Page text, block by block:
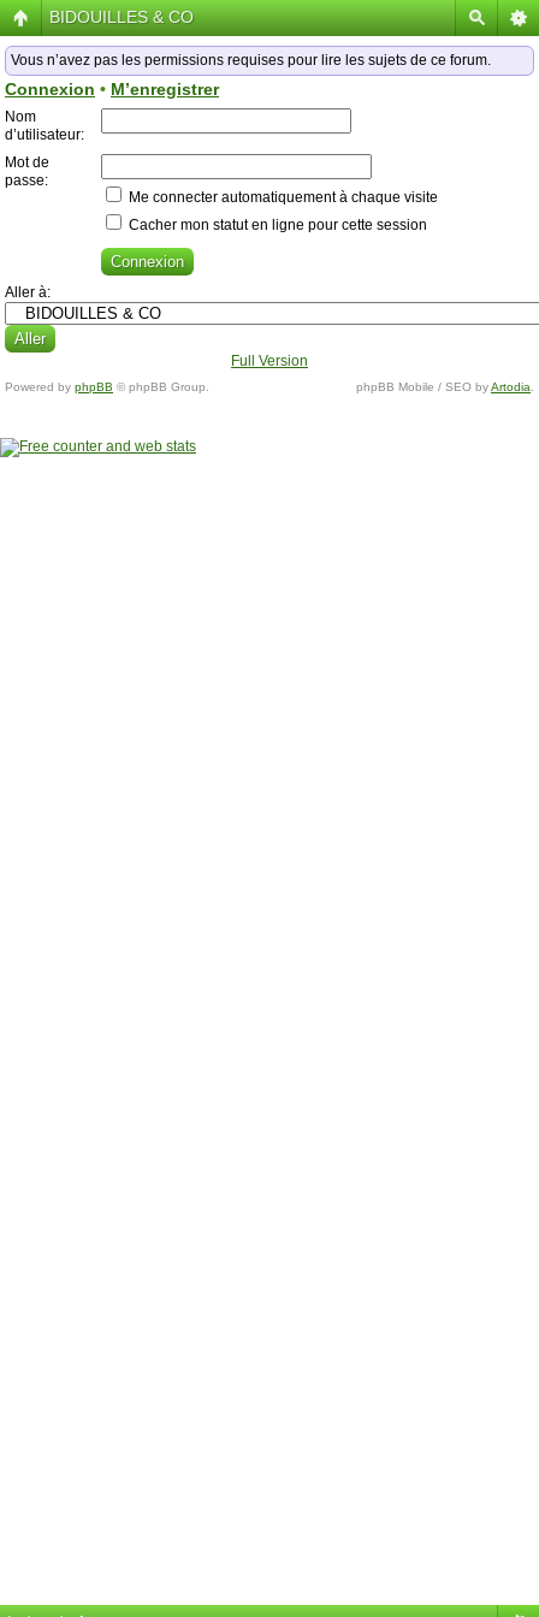
BIDOUILLES & CO
Vous n’avez pas les permissions requises pour lire les sujets de ce forum.
Connexion • M’enregistrer
Nom
d’utilisateur:
Mot de
passe:
Me connecter automatiquement à chaque visite
Cacher mon statut en ligne pour cette session
Aller à:
Full Version
Powered by phpBB © phpBB Group. phpBB Mobile / SEO byArtodia